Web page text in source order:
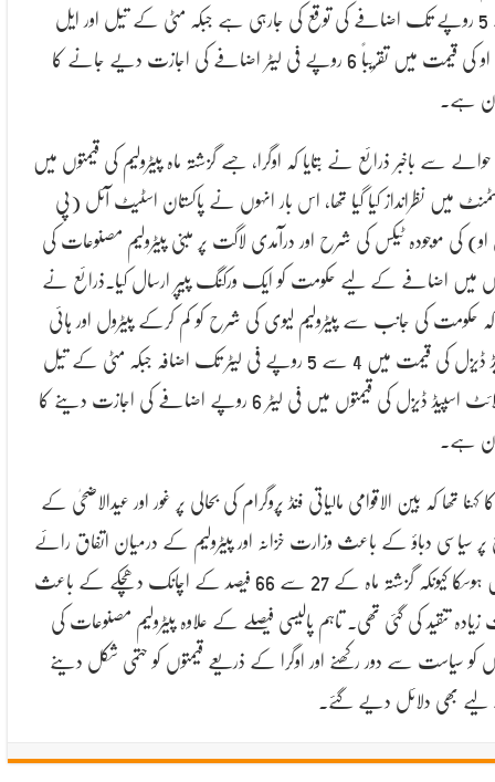
سے 5 روپے تک اضافے کی توقع کی جارہی ہے جبکہ مٹی کے تیل اور ایل
ڈی او کی قیمت میں تقریباً 6 روپے فی لیٹر اضافے کی اجازت دیے جانے کا
ہے۔
سے باخبر ذرائع نے بتایا کہ اوگرا، جسے گزشتہ ماہ پیٹرولیم کی قیمتوں میں
میں نظرانداز کیا گیا تھا، اس بار انہوں نے پاکستان اسٹیٹ آئل (پی
کی موجودہ ٹیکس کی شرح اور درآمدی لاگت پر مبنی پیٹرولیم مصنوعات کی
میں اضافے کے لیے حکومت کو ایک ورکنگ پیپر ارسال کیا۔ذرائع نے
کہ حکومت کی جانب سے پیٹرولیم لیوی کی شرح کو کم کرکے پیٹرول اور ہائی
اسپیڈ ڈیزل کی قیمت میں 4 سے 5 روپے فی لیٹر تک اضافہ جبکہ مٹی کے تیل
اور لائٹ اسپیڈ ڈیزل کی قیمتوں میں فی لیٹر 6 روپے اضافے کی اجازت دینے کا
ہے۔
تھا کہ بین الاقوامی مالیاتی فنڈ پروگرام کی بحالی پر غور اور عیدالاضحیٰ کے
پر سیاسی دباؤ کے باعث وزارت خزانہ اور پیٹرولیم کے درمیان اتفاق رائے
نہیں ہوسکا کیونکہ گزشتہ ماہ کے 27 سے 66 فیصد کے اچانک دھچکے کے باعث
تنقید کی گئی تھی۔ تاہم پالیسی فیصلے کے علاوہ پیٹرولیم مصنوعات کی
کو سیاست سے دور رکھنے اور اوگرا کے ذریعے قیمتوں کو حتمی شکل دینے
بھی دلائل دیے گئے۔